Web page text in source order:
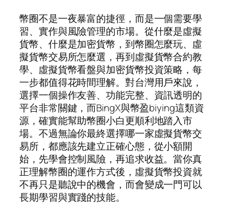
幣圈不是一夜暴富的捷徑，而是一個需要學
習、實作與風險管理的市場。從什麼是虛擬
貨幣、什麼是加密貨幣，到幣圈怎麼玩、虛
擬貨幣交易所怎麼選，再到虛擬貨幣合約教
學、虛擬貨幣看盤與加密貨幣投資策略，每
一步都值得花時間理解。對台灣用戶來說，
選擇一個操作友善、功能完整、資訊透明的
平台非常關鍵，而BingX與幣盈biying這類資
源，確實能幫助幣圈小白更順利地踏入市
場。不過無論你最終選擇哪一家虛擬貨幣交
易所，都應該先建立正確心態，從小額開
始，先學會控制風險，再追求收益。當你真
正理解幣圈的運作方式後，虛擬貨幣投資就
不再只是聽說中的機會，而會變成一門可以
長期學習與實踐的技能。